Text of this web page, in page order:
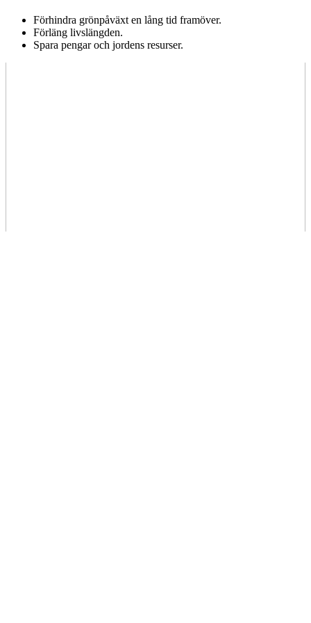
Förhindra grönpåväxt en lång tid framöver.
Förläng livslängden.
Spara pengar och jordens resurser.